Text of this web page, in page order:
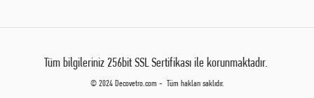
Tüm bilgileriniz 256bit SSL Sertifikası ile korunmaktadır.
© 2024 Decovetro.com - Tüm hakları saklıdır.